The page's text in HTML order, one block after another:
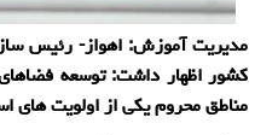
مدیریت آموزش: اهواز- رئیس
كشور اظهار داشت: توسعه
مناطق محروم یكی از اولویت های